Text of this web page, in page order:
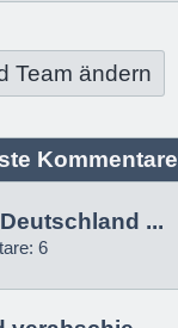
Team ändern
Kommentare
...
6